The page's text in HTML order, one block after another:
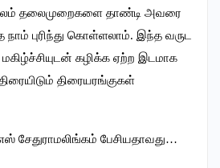
தலைமுறைகளை தாண்டி அவரை
புரிந்து கொள்ளலாம். இந்த வருட
கழிக்க ஏற்ற இடமாக
திரையரங்குகள்
சேதுராமலிங்கம் பேசியதாவது…